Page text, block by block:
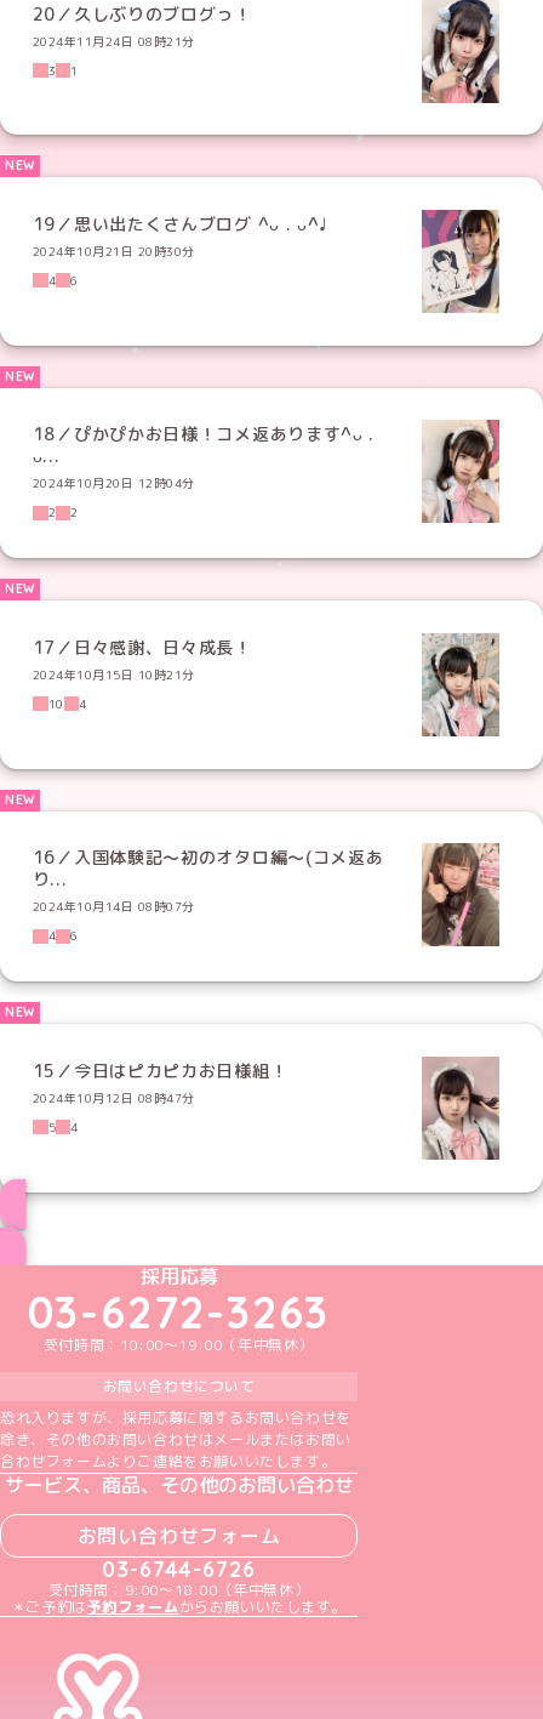
20／久しぶりのブログっ！
2024年11月24日 08時21分
3
1
19／思い出たくさんブログ ^ᴗ . ᴗ^♩
2024年10月21日 20時30分
4
6
18／ぴかぴかお日様！コメ返あります^ᴗ .
ᴗ...
2024年10月20日 12時04分
2
2
17／日々感謝、日々成長！
2024年10月15日 10時21分
10
4
16／入国体験記〜初のオタロ編〜(コメ返あ
り...
2024年10月14日 08時07分
4
6
15／今日はピカピカお日様組！
2024年10月12日 08時47分
5
4
めいどりーみんTikTok公式アカウント
めいどりーみんX公式アカウント
めいどりーみんInstagram公式アカウント
めいどりーみんFacebook公式アカウン
めいどりーみんYouTube公式アカ
採用応募
03-6272-3263
受付時間：10:00～19:00（年中無休）
お問い合わせについて
恐れ入りますが、採用応募に関するお問い合わせを
除き、その他のお問い合わせはメールまたはお問い
合わせフォームよりご連絡をお願いいたします。
サービス、商品、その他のお問い合わせ
お問い合わせフォーム
03-6744-6726
受付時間：9:00～18:00（年中無休）
＊ご予約は予約フォームからお願いいたします。